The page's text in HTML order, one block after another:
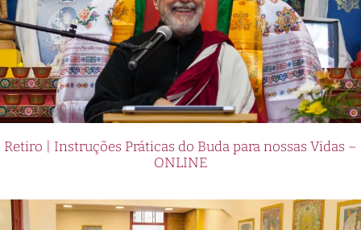
Retiro | Instruções Práticas do Buda para nossas Vidas –
ONLINE